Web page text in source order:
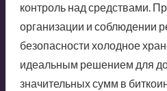
контроль над средствами.
организации и соблюдении
безопасности холодное
идеальным решением для
значительных сумм в